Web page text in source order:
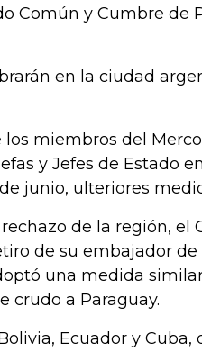
Común y Cumbre de
en la ciudad
los miembros del
y Jefes de Estado
junio, ulteriores
de la región, el
de su embajador de
una medida
crudo a Paraguay.
Ecuador y